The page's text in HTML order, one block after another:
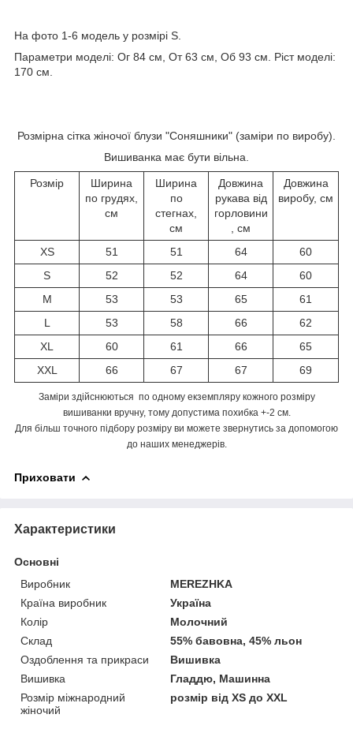
На фото 1-6 модель у розмірі S.
Параметри моделі: Ог 84 см, От 63 см, Об 93 см. Ріст моделі:
170 см.
Розмірна сітка жіночої блузи "Соняшники" (заміри по виробу).
Вишиванка має бути вільна.
Розмір
Ширина
по грудях,
см
Ширина
по
стегнах,
см
Довжина
рукава від
горловини
, см
Довжина
виробу, см
XS 51 51 64
60
S
52 52 64
60
M
53 53 65
61
L
53 58 66
62
XL
60 61 66
65
XXL
66 67 67 69
Заміри здійснюються по одному екземпляру кожного розміру
вишиванки вручну, тому допустима похибка +-2 см.
Для більш точного підбору розміру ви можете звернутись за допомогою
до наших менеджерів.
Приховати
Характеристики
Основні
Виробник
MEREZHKA
Країна виробник
Україна
Колір
Молочний
Склад
55% бавовна, 45% льон
Оздоблення та прикраси
Вишивка
Вишивка
Гладдю, Машинна
Розмір міжнародний
жіночий
розмір від XS до XXL